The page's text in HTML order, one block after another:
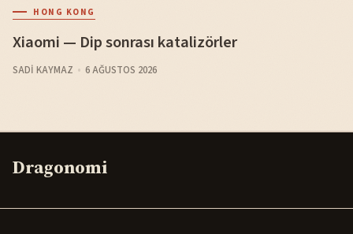
HONG KONG
Xiaomi — Dip sonrası katalizörler
SADI KAYMAZ 6 AĞUSTOS 2026
Dragonomi